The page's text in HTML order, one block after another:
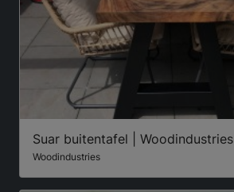
Suar buitentafel | Woodindustries
Woodindustries